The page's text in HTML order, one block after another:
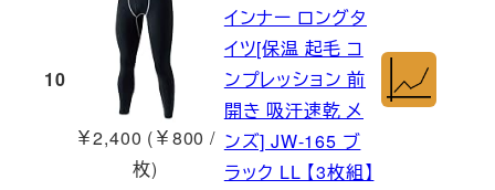
10
￥2,400 (￥800 /
枚)
インナー ロングタ
イツ[保温 起毛 コ
ンプレッション 前
開き 吸汗速乾 メ
ンズ] JW-165 ブ
ラック LL 【3枚組】